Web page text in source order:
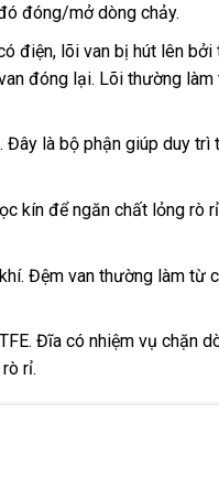
đóng/mở dòng chảy.
điện, lõi van bị hút lên bởi
đóng lại. Lõi thường
là bộ phận giúp duy trì
kín để ngăn chất lỏng rò
Đệm van thường làm từ
Đĩa có nhiệm vụ chặn
rỉ.